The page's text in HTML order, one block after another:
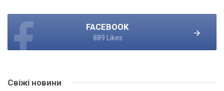
FACEBOOK
889 Likes
Свіжі новини